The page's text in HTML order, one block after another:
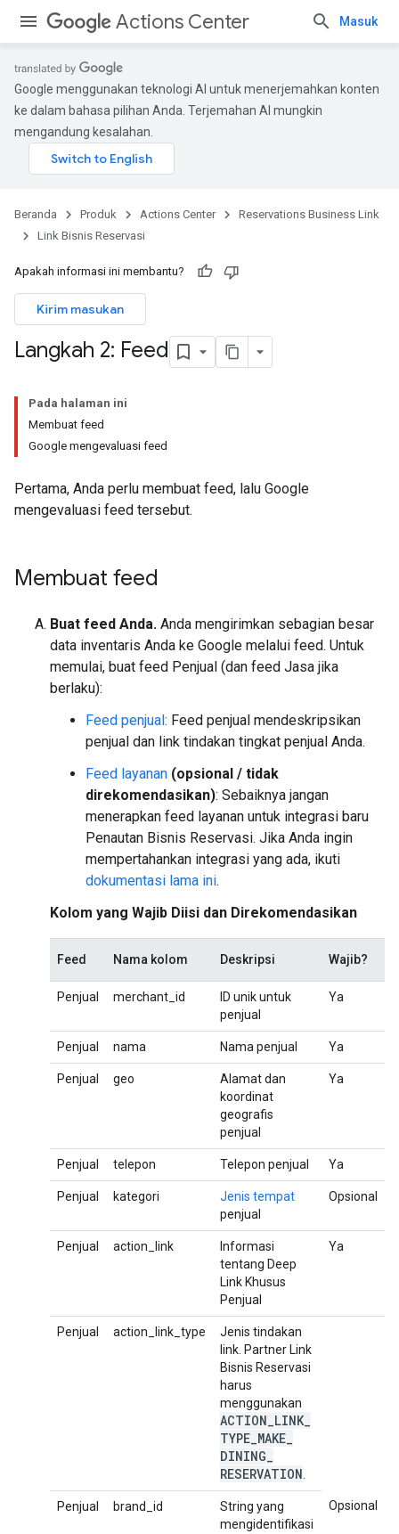
Actions Center Masuk
Google menggunakan teknologi AI untuk menerjemahkan konten
ke dalam bahasa pilihan Anda. Terjemahan AI mungkin
mengandung kesalahan.
Beranda Produk Actions Center
Reservations Business Link
Link Bisnis Reservasi
Apakah informasi ini membantu?
Kirim masukan
Langkah 2: Feed
Pada halaman ini
Membuat feed
Google mengevaluasi feed
Pertama, Anda perlu membuat feed, lalu Google
mengevaluasi feed tersebut.
Membuat feed
Buat feed Anda. Anda mengirimkan sebagian besar
data inventaris Anda ke Google melalui feed. Untuk
memulai, buat feed Penjual (dan feed Jasa jika
berlaku):
Feed penjual: Feed penjual mendeskripsikan
penjual dan link tindakan tingkat penjual Anda.
Feed layanan (opsional / tidak
direkomendasikan): Sebaiknya jangan
menerapkan feed layanan untuk integrasi baru
Penautan Bisnis Reservasi. Jika Anda ingin
mempertahankan integrasi yang ada, ikuti
dokumentasi lama ini.
Kolom yang Wajib Diisi dan Direkomendasikan
Feed Nama kolom Deskripsi Wajib?
Penjual merchant_id
ID unik untuk
penjual
Ya
Penjual nama Nama penjual Ya
Penjual geo
Alamat dan
koordinat
geografis
penjual
Ya
Penjual telepon Telepon penjual Ya
Penjual kategori
Jenis tempat
penjual
Opsional
Penjual action_link
Informasi
tentang Deep
Link Khusus
Penjual
Ya
Penjual action_link_type
Jenis tindakan
link. Partner Link
Bisnis Reservasi
harus
menggunakan
ACTION LINK
TYPE MAKE
DINING
RESERVATION
Penjual brand_id
String yang
mengidentifikasi
Opsional